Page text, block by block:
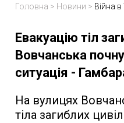
Головна > Новини > Війна в
Евакуацію тіл
Вовчанська
ситуація -
На вулицях
тіла загиблих